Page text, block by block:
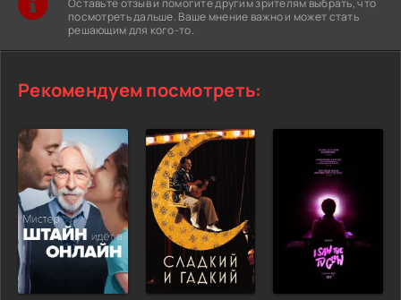
Оставьте отзыв и помогите другим зрителям выбрать, что
посмотреть дальше. Ваше мнение важно и может стать
решающим для кого-то.
Рекомендуем посмотреть: